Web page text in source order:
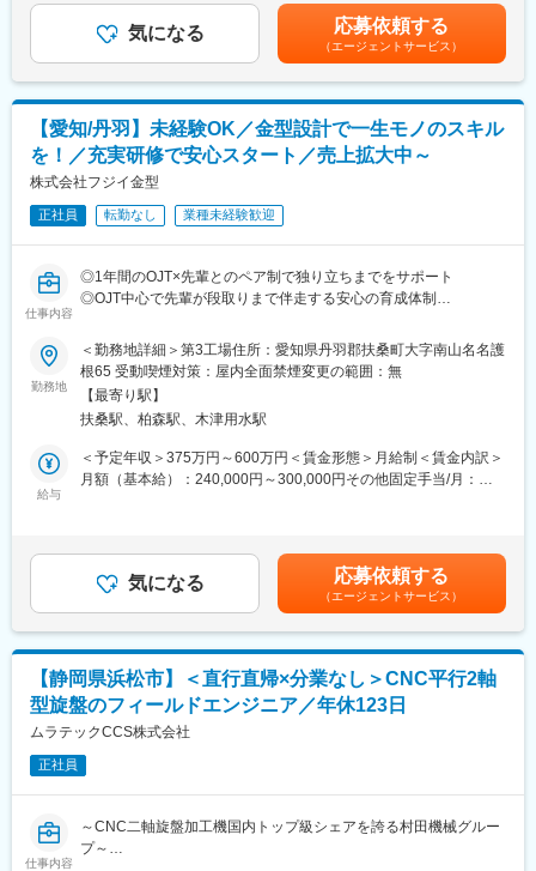
「自動化と省力化」をキーワードに「機械にできることは機械に
まかせ、人間は人間らしい創造的な仕事をする」というポリシー
のもと「繊維機械」「L&A」「クリーンFA」「工作機械」「情報
機器」の5つの分野において開発・製造・販売を行っています。特
にエンジニアは20代後半～30代前半が多く、また社内公募制度な
ど自ら手を上げる人にはどんどん仕事を任せていく社風です。
■入社後の流れ：
まずは現在のスキルを確認し、習熟度に合わせて育成計画が変わ
っていきます。早い方ですとすぐに拠点に配属されます。
■キャリアパス：
技術分野のスキルを習得し、フィールドエンジニアとしてキャリ
アアップを目指せます。拠点リーダーとして後輩育成にも携わ
り、リーダーシップを発揮できる環境です。
■働き方：
各拠点の近くに自宅がある前提で直行直帰が可能です。各拠点に
は1～2名が所属し、本社犬山の方で仕事の管理を行っています。
スケジュールについても本社と打合せしながら決定します。
とができます。
■当社の特徴・魅力：
◇給与制度・福利厚生は村田機械社と同じとなります。また研修
田機械が誇る最新技術に触れられる環境となっています。
◇当社のフィールドエンジニアの特長として、「機械」「電気」
「自動化と省力化」をキーワードに「機械にできることは機械に
まかせ、人間は人間らしい創造的な仕事をする」というポリシー
のもと「繊維機械」「L&A」「クリーンFA」「工作機械」「情報
機器」の5つの分野において開発・製造・販売を行っています。特
にエンジニアは20代後半～30代前半が多く、また社内公募制度な
ど自ら手を上げる人にはどんどん仕事を任せていく社風です。
であり、選考を通じて上下する可能性があります。月給(月額)は固
定手当を含めた表記です。
気になる 応募依頼する
（エージェントサービス）
【愛知/丹羽】未経験OK／金型設計で一生モノのスキル
を！／充実研修で安心スタート／売上拡大中～
株式会社フジイ金型
正社員 転勤なし 業種未経験歓迎
仕事内容
◎1年間のOJT×先輩とのペア制で独り立ちまでをサポート
◎OJT中心で先輩が段取りまで伴走する安心の育成体制
■採用背景
当社は、ダイカスト金型の専門メーカーとして金型の設計～製
造、加工～修理までを幅広く手掛けております。業界内では大手
の企業であり、高い技術力とスピード対応も武器に売り上げは拡
大中です。今回はそんな当社の技術を支える設計職として活躍い
ただける方を募集いたします。
た金型設計
・流体シミュレーションツールによる事前検討等
ト時間の確保するため、2021年5月16日より年間休日137日に正
式移行しました。
ワークライフバランスよく長期的に就業できる環境がございま
す。その結果として年休137日を実現しております。
■女性向けの制度
結婚や出産といったライフイベントを控える女性向けの在宅勤務
制度もあります。当社で学んだ図面確認、加工プログラム作成と
いった専門性のある業務を在宅勤務として継続することができま
す。
勤務地
＜勤務地詳細＞第3工場住所：愛知県丹羽郡扶桑町大字南山名名護
根65 受動喫煙対策：屋内全面禁煙変更の範囲：無
【最寄り駅】
扶桑駅、柏森駅、木津用水駅
給与
＜予定年収＞375万円～600万円＜賃金形態＞月給制＜賃金内訳＞
月額（基本給）：240,000円～300,000円その他固定手当/月：
（5月・11月）※特別決算賞与8月／昨年度実績4ヶ月■昇給：年1回
■モデル年収年収700万円（管理者／月給35万＋各手当＋賞与年2
回）年収450万円（基本給25万＋各手当＋賞与年2回）賃金はあく
までも目安の金額であり、選考を通じて上下する可能性がありま
す。月給(月額)は固定手当を含めた表記です。
気になる 応募依頼する
（エージェントサービス）
【静岡県浜松市】＜直行直帰×分業なし＞CNC平行2軸
型旋盤のフィールドエンジニア／年休123日
ムラテックCCS株式会社
正社員
仕事内容
～CNC二軸旋盤加工機国内トップ級シェアを誇る村田機械グルー
プ～